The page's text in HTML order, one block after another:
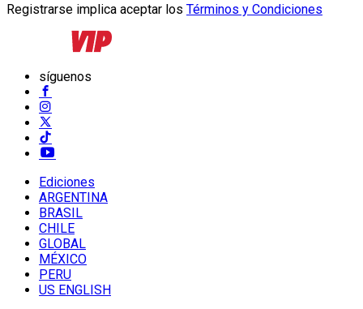
Registrarse implica aceptar los Términos y Condiciones
síguenos
Ediciones
ARGENTINA
BRASIL
CHILE
GLOBAL
MÉXICO
PERU
US ENGLISH